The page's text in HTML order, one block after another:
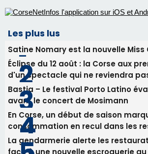
consommation en recul dans les
face à une nouvelle escroquerie au
vin
Newsletter
Inscrivez-vous à la newsletter de CNI
email les infos les plus importantes et
nos meilleurs articles